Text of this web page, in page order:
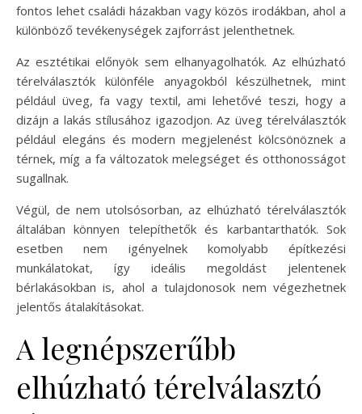
fontos lehet családi házakban vagy közös irodákban, ahol a
különböző tevékenységek zajforrást jelenthetnek.
Az esztétikai előnyök sem elhanyagolhatók. Az elhúzható
térelválasztók különféle anyagokból készülhetnek, mint
például üveg, fa vagy textil, ami lehetővé teszi, hogy a
dizájn a lakás stílusához igazodjon. Az üveg térelválasztók
például elegáns és modern megjelenést kölcsönöznek a
térnek, míg a fa változatok melegséget és otthonosságot
sugallnak.
Végül, de nem utolsósorban, az elhúzható térelválasztók
általában könnyen telepíthetők és karbantarthatók. Sok
esetben nem igényelnek komolyabb építkezési
munkálatokat, így ideális megoldást jelentenek
bérlakásokban is, ahol a tulajdonosok nem végezhetnek
jelentős átalakításokat.
A legnépszerűbb
elhúzható térelválasztó